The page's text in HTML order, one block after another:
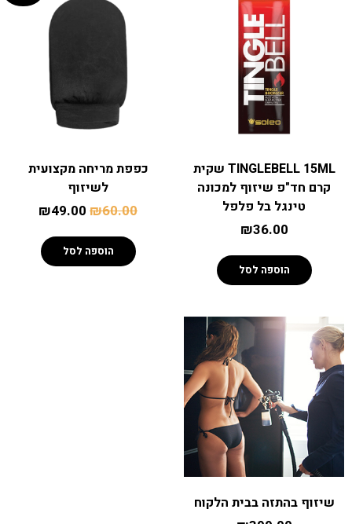
טיפול באור אדום
שאלות נפוצות
תקנון
תנאים ונהלים
TINGLEBELL 15ML שקית
קרם חד"פ שיזוף למכונה
טינגל בל פלפל
₪36.00
הוספה לסל
כפפת מריחה מקצועית
לשיזוף
₪60.00
₪49.00
הוספה לסל
שיזוף בהתזה בבית הלקוח